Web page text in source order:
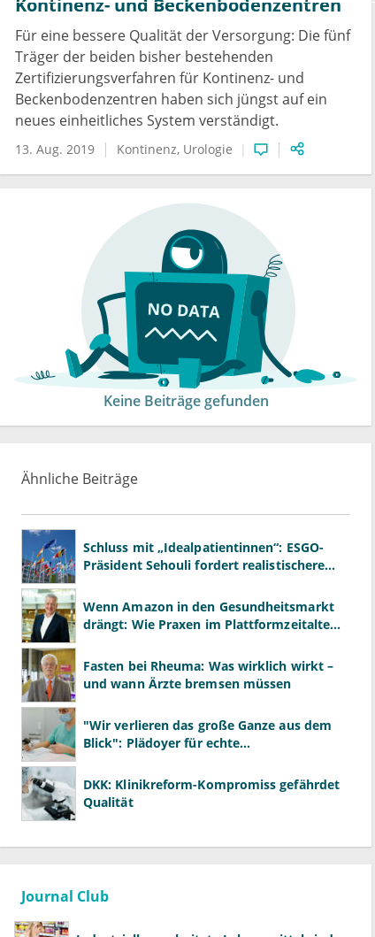
Kontinenz- und Beckenbodenzentren
Für eine bessere Qualität der Versorgung: Die fünf
Träger der beiden bisher bestehenden
Zertifizierungsverfahren für Kontinenz- und
Beckenbodenzentren haben sich jüngst auf ein
neues einheitliches System verständigt.
13. Aug. 2019 Kontinenz Urologie
Keine Beiträge gefunden
Ähnliche Beiträge
Schluss mit „Idealpatientinnen“: ESGO-
Präsident Sehouli fordert realistischere
Wenn Amazon in den Gesundheitsmarkt
drängt: Wie Praxen im Plattformzeitalter
Fasten bei Rheuma: Was wirklich wirkt –
und wann Ärzte bremsen müssen
"Wir verlieren das große Ganze aus dem
Blick": Plädoyer für echte
DKK: Klinikreform-Kompromiss gefährdet
Qualität
Journal Club